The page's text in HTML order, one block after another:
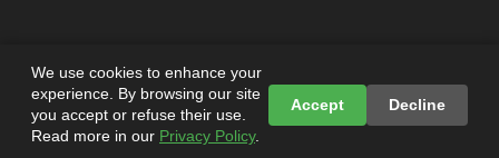
© 2023 PoligonSoft. All rights reserved
Política de Privacidad de Datos Personales
We use cookies to enhance your
experience. By browsing our site
you accept or refuse their use.
Read more in our Privacy Policy.
Accept Decline